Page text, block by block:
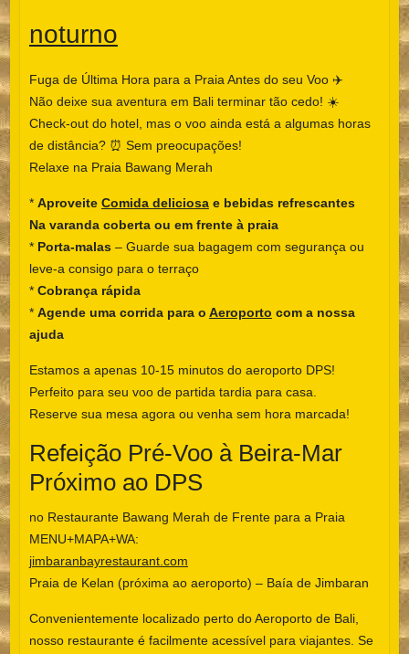
noturno
Fuga de Última Hora para a Praia Antes do seu Voo ✈️
Não deixe sua aventura em Bali terminar tão cedo! ☀️
Check-out do hotel, mas o voo ainda está a algumas horas
de distância? ⏰ Sem preocupações!
Relaxe na Praia Bawang Merah
* Aproveite Comida deliciosae bebidas refrescantes
Na varanda coberta ou em frente à praia
* Porta-malas– Guarde sua bagagem com segurança ou
leve-a consigo para o terraço
* Cobrança rápida
* Agende uma corrida para o Aeroporto com a nossa
ajuda
Estamos a apenas 10-15 minutos do aeroporto DPS!
Perfeito para seu voo de partida tardia para casa.
Reserve sua mesa agora ou venha sem hora marcada!
Refeição Pré-Voo à Beira-Mar
Próximo ao DPS
no Restaurante Bawang Merah de Frente para a Praia
MENU+MAPA+WA:
jimbaranbayrestaurant.com
Praia de Kelan (próxima ao aeroporto) – Baía de Jimbaran
Convenientemente localizado perto do Aeroporto de Bali,
nosso restaurante é facilmente acessível para viajantes. Se